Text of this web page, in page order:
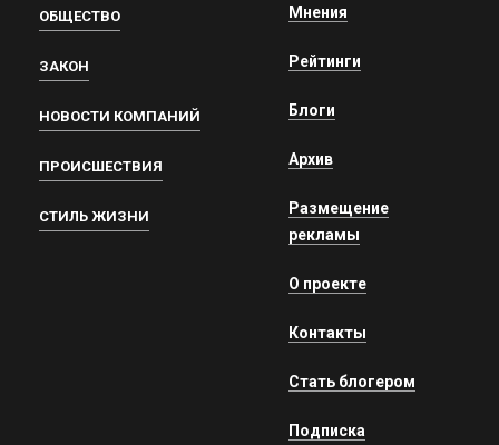
ОБЩЕСТВО
ЗАКОН
НОВОСТИ КОМПАНИЙ
ПРОИСШЕСТВИЯ
СТИЛЬ ЖИЗНИ
Мнения
Рейтинги
Блоги
Архив
Размещение
рекламы
О проекте
Контакты
Стать блогером
Подписка